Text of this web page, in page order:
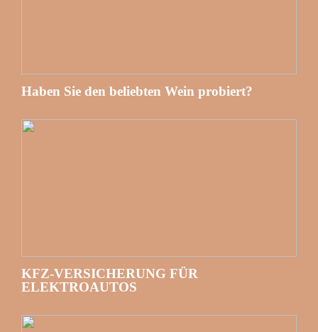
Haben Sie den beliebten Wein probiert?
KFZ-VERSICHERUNG FÜR
ELEKTROAUTOS